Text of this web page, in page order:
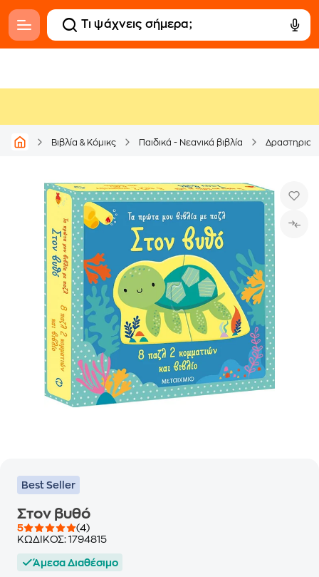
Βιβλία & Κόμικς Παιδικά - Νεανικά βιβλία
Best Seller
Στον βυθό
5
(4)
ΚΩΔΙΚΟΣ: 1794815
Άμεσα Διαθέσιμο